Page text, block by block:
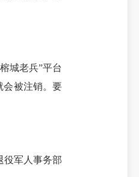
城老兵”平台
会被注销。要
军人事务部